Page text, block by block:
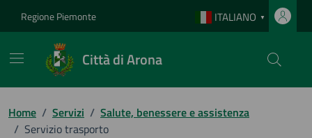
Regione Piemonte ITALIANO ▼
Città di Arona
Home / Servizi / Salute, benessere e assistenza
/ Servizio trasporto